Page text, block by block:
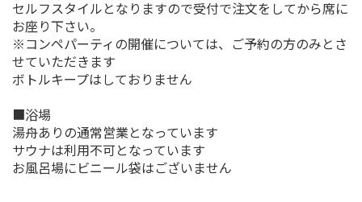
セルフスタイルとなりますので受付で注文をしてから席に
お座り下さい。
※コンペパーティの開催については、ご予約の方のみとさ
せていただきます
ボトルキープはしておりません
■浴場
湯舟ありの通常営業となっています
サウナは利用不可となっています
お風呂場にビニール袋はございません